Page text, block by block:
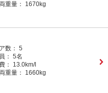
重量：
1670kg
数： 5
： 5名
：
13.0km/l
重量：
1660kg